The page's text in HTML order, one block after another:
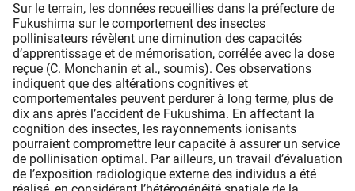
Sur le terrain, les données recueillies dans la préfecture de
Fukushima sur le comportement des insectes
pollinisateurs révèlent une diminution des capacités
d’apprentissage et de mémorisation, corrélée avec la dose
reçue (C. Monchanin et al., soumis). Ces observations
indiquent que des altérations cognitives et
comportementales peuvent perdurer à long terme, plus de
dix ans après l’accident de Fukushima. En affectant la
cognition des insectes, les rayonnements ionisants
pourraient compromettre leur capacité à assurer un service
de pollinisation optimal. Par ailleurs, un travail d’évaluation
de l’exposition radiologique externe des individus a été